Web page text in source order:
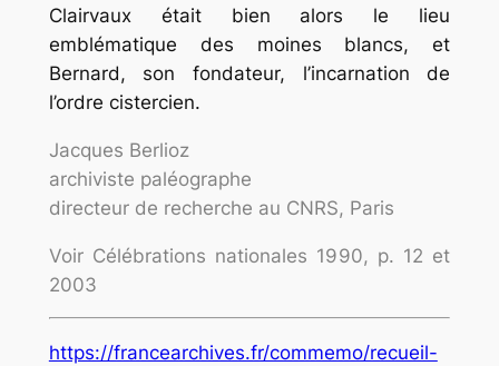
Clairvaux était bien alors le lieu
emblématique des moines blancs, et
Bernard, son fondateur, l’incarnation de
l’ordre cistercien.
Jacques Berlioz
archiviste paléographe
directeur de recherche au CNRS, Paris
Voir Célébrations nationales 1990, p. 12 et
2003
https://francearchives.fr/commemo/recueil-